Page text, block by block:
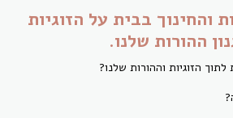
והחינוך בבית על הזוגיות
ההורות שלנו.
הזוגיות וההורות שלנו?